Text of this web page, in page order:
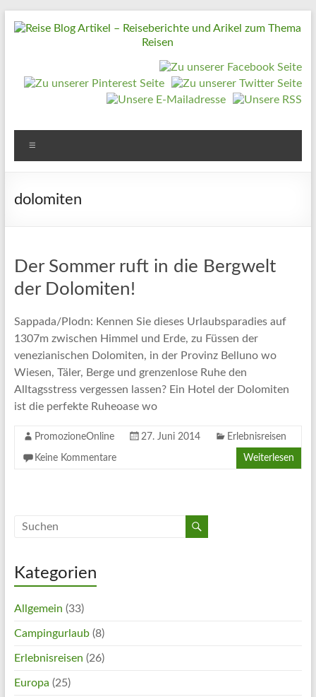
Inhalt
Blog
–
Reiseberichte
Arikel
zum
Reisen
Reise
Artikel
Tipps
und
Informationen
zum
Thema
dolomiten
Der Sommer ruft in die Bergwelt
der Dolomiten!
Sappada/Plodn: Kennen Sie dieses Urlaubsparadies auf
1307m zwischen Himmel und Erde, zu Füssen der
venezianischen Dolomiten, in der Provinz Belluno wo
Wiesen, Täler, Berge und grenzenlose Ruhe den
Alltagsstress vergessen lassen? Ein Hotel der Dolomiten
ist die perfekte Ruheoase wo
PromozioneOnline 27. Juni 2014 Erlebnisreisen
Keine Kommentare Weiterlesen
Kategorien
Allgemein (33)
Campingurlaub(8)
Erlebnisreisen (26)
Europa (25)